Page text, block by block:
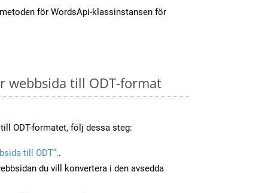
för WordsApi-klassinstansen för
webbsida till ODT-format
ODT-formatet, följ dessa steg:
till ODT”..
du vill konvertera i den avsedda